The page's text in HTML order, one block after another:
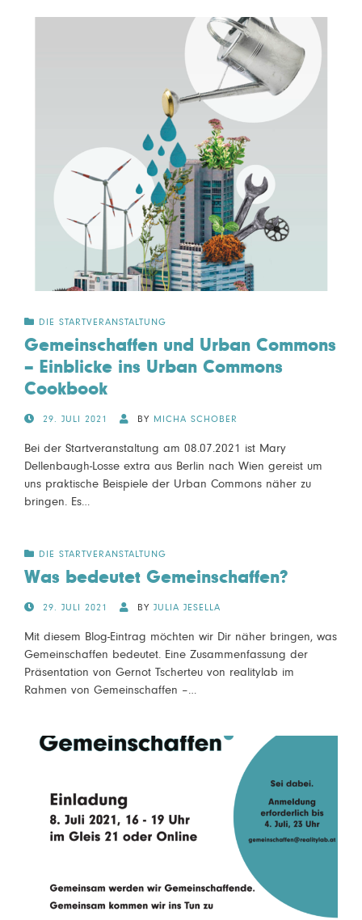
DIE STARTVERANSTALTUNG
Gemeinschaffen und Urban Commons
– Einblicke ins Urban Commons
Cookbook
POSTED29. JULI 2021 BY MICHA SCHOBER
Bei der Startveranstaltung am 08.07.2021 ist Mary
Dellenbaugh-Losse extra aus Berlin nach Wien gereist um
uns praktische Beispiele der Urban Commons näher zu
bringen. Es…
DIE STARTVERANSTALTUNG
Was bedeutet Gemeinschaffen?
POSTED29. JULI 2021 BY JULIA JESELLA
Mit diesem Blog-Eintrag möchten wir Dir näher bringen, was
Gemeinschaffen bedeutet. Eine Zusammenfassung der
Präsentation von Gernot Tscherteu von realitylab im
Rahmen von Gemeinschaffen –…